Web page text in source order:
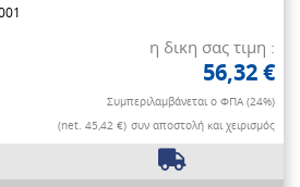
η δικη σας τιμη :
56,32 €
Συμπεριλαμβάνεται ο ΦΠΑ (24%)
(net. 45,42 €) συν αποστολή και χειρισμός